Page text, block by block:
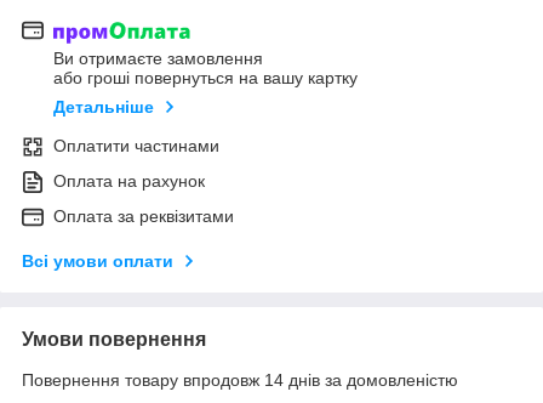
Ви отримаєте замовлення
або гроші повернуться на вашу картку
Детальніше
Оплатити частинами
Оплата на рахунок
Оплата за реквізитами
Всі умови оплати
Умови повернення
Повернення товару впродовж 14 днів за домовленістю